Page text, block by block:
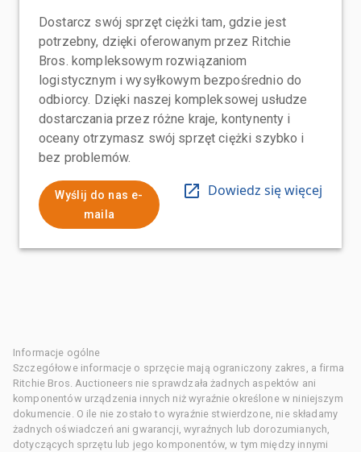
Dostarcz swój sprzęt ciężki tam, gdzie jest
potrzebny, dzięki oferowanym przez Ritchie
Bros. kompleksowym rozwiązaniom
logistycznym i wysyłkowym bezpośrednio do
odbiorcy. Dzięki naszej kompleksowej usłudze
dostarczania przez różne kraje, kontynenty i
oceany otrzymasz swój sprzęt ciężki szybko i
bez problemów.
Wyślij do nas e-
maila
Dowiedz się więcej
Informacje ogólne
Szczegółowe informacje o sprzęcie mają ograniczony zakres, a firma
Ritchie Bros. Auctioneers nie sprawdzała żadnych aspektów ani
komponentów urządzenia innych niż wyraźnie określone w niniejszym
dokumencie. O ile nie zostało to wyraźnie stwierdzone, nie składamy
żadnych oświadczeń ani gwarancji, wyraźnych lub dorozumianych,
dotyczących sprzętu lub jego komponentów, w tym między innymi